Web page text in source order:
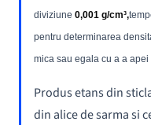
diviziune 0,001 g/cm³,
pentru determinarea
mica sau egala cu a a apei
Produs etans din
din alice de sarma si